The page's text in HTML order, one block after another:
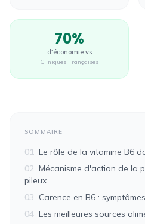
70%
d'économie vs
Cliniques Françaises
SOMMAIRE
01 Le rôle de la vitamine B6
02 Mécanisme d'action de la
pileux
03 Carence en B6 :
04 Les meilleures sources